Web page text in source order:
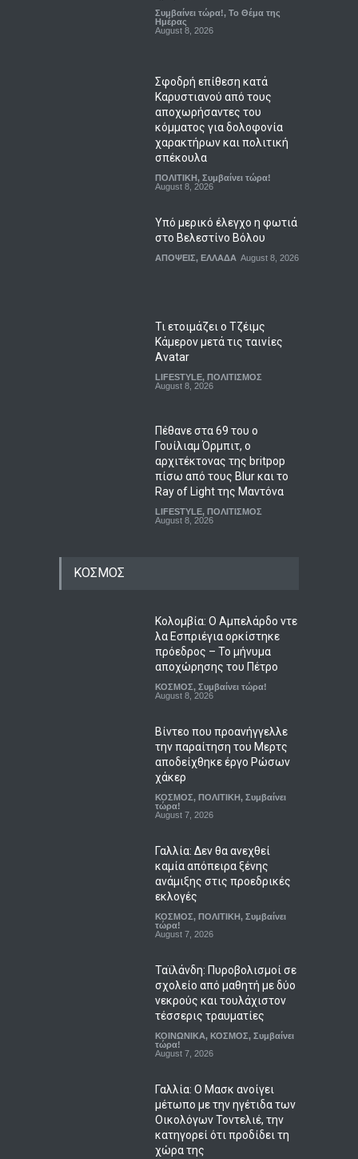
Συμβαίνει τώρα!, Το Θέμα της
Ημέρας
August 8, 2026
Σφοδρή επίθεση κατά
Καρυστιανού από τους
αποχωρήσαντες του
κόμματος για δολοφονία
χαρακτήρων και πολιτική
σπέκουλα
ΠΟΛΙΤΙΚΗ, Συμβαίνει τώρα!
August 8, 2026
Υπό μερικό έλεγχο η φωτιά
στο Βελεστίνο Βόλου
ΑΠΟΨΕΙΣ, ΕΛΛΑΔΑ August 8, 2026
Τι ετοιμάζει ο Τζέιμς
Κάμερον μετά τις ταινίες
Avatar
LIFESTYLE, ΠΟΛΙΤΙΣΜΟΣ
August 8, 2026
Πέθανε στα 69 του ο
Γουίλιαμ Όρμπιτ, ο
αρχιτέκτονας της britpop
πίσω από τους Blur και το
Ray of Light της Μαντόνα
LIFESTYLE, ΠΟΛΙΤΙΣΜΟΣ
August 8, 2026
ΚΟΣΜΟΣ
Κολομβία: Ο Αμπελάρδο ντε
λα Εσπριέγια ορκίστηκε
πρόεδρος – Το μήνυμα
αποχώρησης του Πέτρο
ΚΟΣΜΟΣ, Συμβαίνει τώρα!
August 8, 2026
Βίντεο που προανήγγελλε
την παραίτηση του Μερτς
αποδείχθηκε έργο Ρώσων
χάκερ
ΚΟΣΜΟΣ, ΠΟΛΙΤΙΚΗ, Συμβαίνει
τώρα!
August 7, 2026
Γαλλία: Δεν θα ανεχθεί
καμία απόπειρα ξένης
ανάμιξης στις προεδρικές
εκλογές
ΚΟΣΜΟΣ, ΠΟΛΙΤΙΚΗ, Συμβαίνει
τώρα!
August 7, 2026
Ταϊλάνδη: Πυροβολισμοί σε
σχολείο από μαθητή με δύο
νεκρούς και τουλάχιστον
τέσσερις τραυματίες
ΚΟΙΝΩΝΙΚΑ, ΚΟΣΜΟΣ, Συμβαίνει
τώρα!
August 7, 2026
Γαλλία: Ο Μασκ ανοίγει
μέτωπο με την ηγέτιδα των
Οικολόγων Τοντελιέ, την
κατηγορεί ότι προδίδει τη
χώρα της